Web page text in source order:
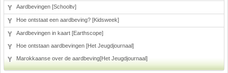
Aardrijkskunde
Biologie
Engels
Aardbevingen [Schooltv]
Hoe ontstaat een aardbeving? [Kidsweek]
Aardbevingen in kaart [Earthscope]
Hoe ontstaan aardbevingen [Het Jeugdjournaal]
Marokkaanse over de aardbeving[Het Jeugdjournaal]